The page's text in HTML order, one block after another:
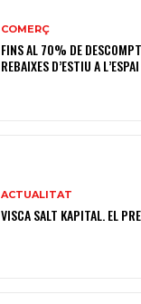
COMERÇ
FINS AL 70% DE
REBAIXES D’ESTIU A
ACTUALITAT
VISCA SALT KAPITAL. EL